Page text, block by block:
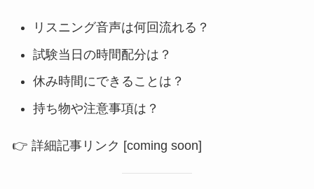
リスニング音声は何回流れる？
試験当日の時間配分は？
休み時間にできることは？
持ち物や注意事項は？
👉 詳細記事リンク [coming soon]